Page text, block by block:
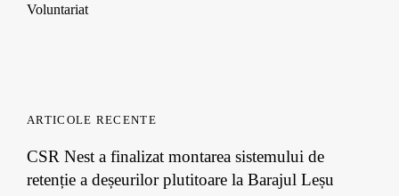
Voluntariat
ARTICOLE RECENTE
CSR Nest a finalizat montarea sistemului de
retenție a deșeurilor plutitoare la Barajul Leșu